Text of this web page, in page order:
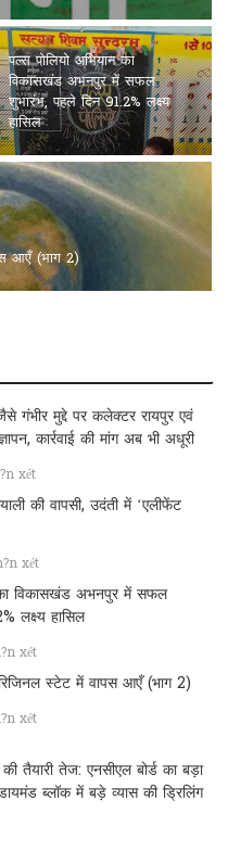
पल्स पोलियो अभियान का
विकासखंड अभनपुर में सफल
शुभारंभ, पहले दिन 91.2% लक्ष्य
हासिल
आएँ (भाग 2)
गंभीर मुद्दे पर कलेक्टर रायपुर एवं
कार्रवाई की मांग अब भी अधूरी
xét
की वापसी, उदंती में ‘एलीफेंट
xét
का विकासखंड अभनपुर में सफल
लक्ष्य हासिल
xét
स्टेट में वापस आएँ (भाग 2)
xét
तैयारी तेज: एनसीएल बोर्ड का बड़ा
ब्लॉक में बड़े व्यास की ड्रिलिंग